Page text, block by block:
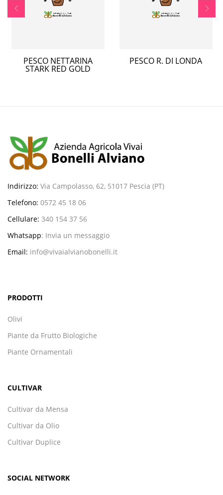
PESCO NETTARINA
STARK RED GOLD
PESCO R. DI LONDA
Indirizzo: Via Campolasso, 62, 51017 Pescia (PT)
Telefono: 0572 45 18 06
Cellulare: 340 154 37 56
Whatsapp: Invia un messaggio
Email: info@vivaialvianobonelli.it
PRODOTTI
Olivi
Piante da Frutto Biologiche
Piante Ornamentali
CULTIVAR
Cultivar da Mensa
Cultivar da Olio
Cultivar Duplice
SOCIAL NETWORK